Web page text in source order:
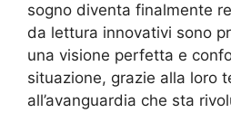
sogno diventa finalmente
da lettura innovativi sono
una visione perfetta e
situazione, grazie alla loro
all’avanguardia che sta